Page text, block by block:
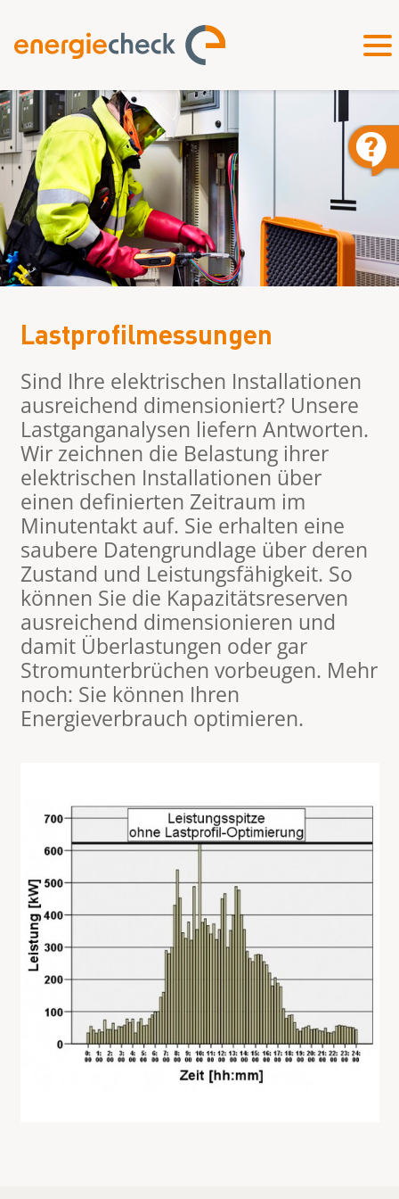
Lastprofilmessungen
Sind Ihre elektrischen Installationen
ausreichend dimensioniert? Unsere
Lastganganalysen liefern Antworten.
Wir zeichnen die Belastung ihrer
elektrischen Installationen über
einen definierten Zeitraum im
Minutentakt auf. Sie erhalten eine
saubere Datengrundlage über deren
Zustand und Leistungsfähigkeit. So
können Sie die Kapazitätsreserven
ausreichend dimensionieren und
damit Überlastungen oder gar
Stromunterbrüchen vorbeugen. Mehr
noch: Sie können Ihren
Energieverbrauch optimieren.